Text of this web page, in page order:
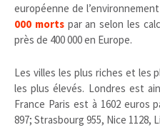
européenne de
000 mortspar an selon les
près de 400 000 en Europe.
Les villes les plus riches et les
les plus élevés. Londres est
France Paris est à 1602 euros
897; Strasbourg 955, Nice 1128,